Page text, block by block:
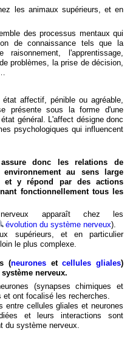
les animaux supérieurs, et en
des processus mentaux qui
de connaissance tels que la
l'apprentissage,
problèmes, la prise de décision,
affectif, pénible ou agréable,
présente sous la forme d'une
général. L'affect désigne donc
psychologiques qui influencent
donc les relations de
environnement au sens large
et y répond par des actions
fonctionnellement tous les
apparaît chez les
évolution du système nerveux).
supérieurs, et en particulier
le plus complexe.
(neuronesetcellules gliales)
nerveux.
(synapses chimiques et
et ont focalisé les recherches.
entre cellules gliales et neurones
et leurs interactions sont
du système nerveux.